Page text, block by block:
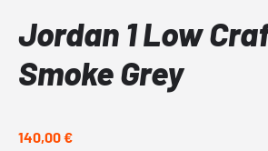
Jordan 1 Low
Smoke Grey
140,00 €